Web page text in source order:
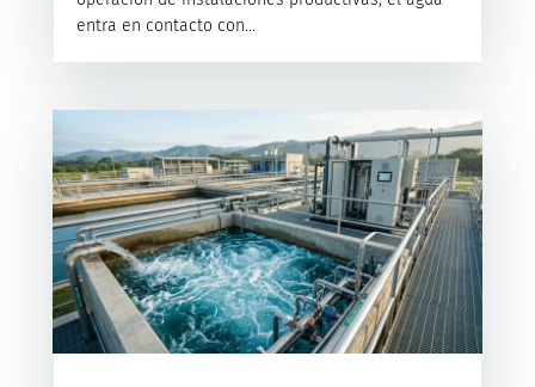
entra en contacto con...